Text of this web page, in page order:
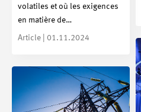
volatiles et où les exigences
en matière de…
Article | 01.11.2024